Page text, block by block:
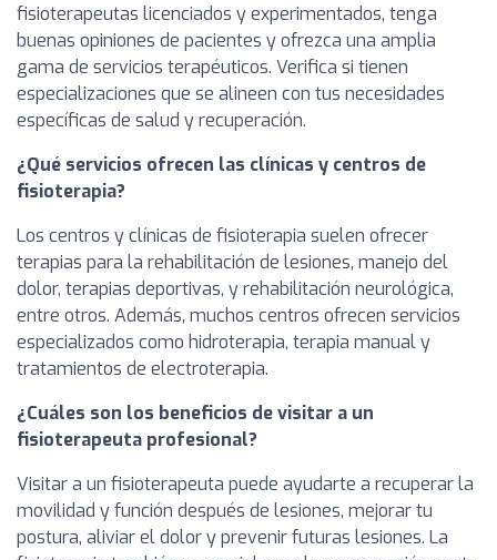
fisioterapeutas licenciados y experimentados, tenga
buenas opiniones de pacientes y ofrezca una amplia
gama de servicios terapéuticos. Verifica si tienen
especializaciones que se alineen con tus necesidades
específicas de salud y recuperación.
¿Qué servicios ofrecen las clínicas y centros de
fisioterapia?
Los centros y clínicas de fisioterapia suelen ofrecer
terapias para la rehabilitación de lesiones, manejo del
dolor, terapias deportivas, y rehabilitación neurológica,
entre otros. Además, muchos centros ofrecen servicios
especializados como hidroterapia, terapia manual y
tratamientos de electroterapia.
¿Cuáles son los beneficios de visitar a un
fisioterapeuta profesional?
Visitar a un fisioterapeuta puede ayudarte a recuperar la
movilidad y función después de lesiones, mejorar tu
postura, aliviar el dolor y prevenir futuras lesiones. La